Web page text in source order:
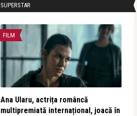
SUPERSTAR
FILM
Ana Ularu, actrița româncă
multipremiată internațional, joacă în